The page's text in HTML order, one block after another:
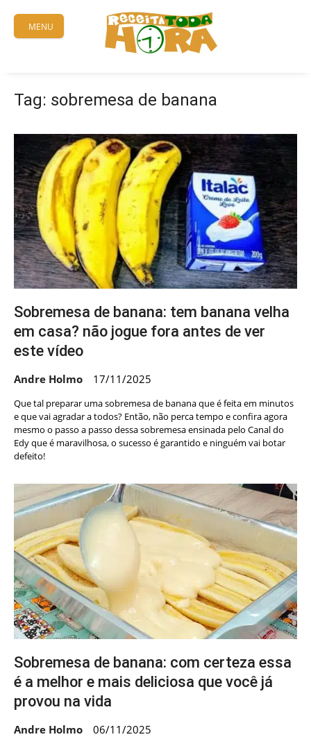
content
MENU
Tag: sobremesa de banana
Sobremesa de banana: tem banana velha
em casa? não jogue fora antes de ver
este vídeo
Andre Holmo 17/11/2025
Que tal preparar uma sobremesa de banana que é feita em minutos
e que vai agradar a todos? Então, não perca tempo e confira agora
mesmo o passo a passo dessa sobremesa ensinada pelo Canal do
Edy que é maravilhosa, o sucesso é garantido e ninguém vai botar
defeito!
Sobremesa de banana: com certeza essa
é a melhor e mais deliciosa que você já
provou na vida
Andre Holmo 06/11/2025